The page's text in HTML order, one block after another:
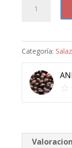
Salada
cantidad
Categoría: